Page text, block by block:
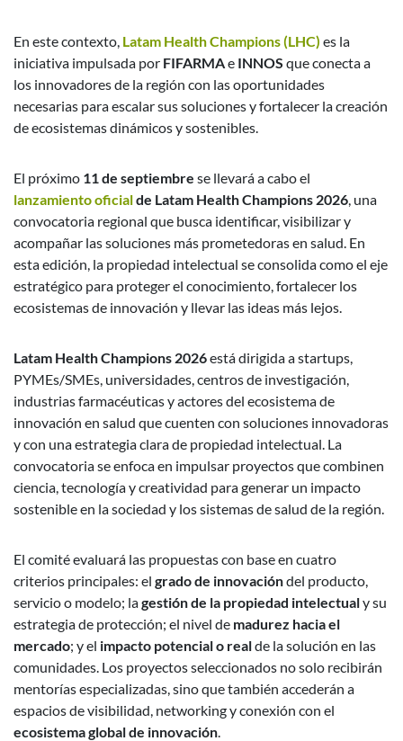
En este contexto, Latam Health Champions (LHC) es la
iniciativa impulsada por FIFARMAe INNOS que conecta a
los innovadores de la región con las oportunidades
necesarias para escalar sus soluciones y fortalecer la creación
de ecosistemas dinámicos y sostenibles.
El próximo 11 de septiembre se llevará a cabo el
lanzamiento oficialde Latam Health Champions 2026, una
convocatoria regional que busca identificar, visibilizar y
acompañar las soluciones más prometedoras en salud. En
esta edición, la propiedad intelectual se consolida como el eje
estratégico para proteger el conocimiento, fortalecer los
ecosistemas de innovación y llevar las ideas más lejos.
Latam Health Champions 2026está dirigida a startups,
PYMEs/SMEs, universidades, centros de investigación,
industrias farmacéuticas y actores del ecosistema de
innovación en salud que cuenten con soluciones innovadoras
y con una estrategia clara de propiedad intelectual. La
convocatoria se enfoca en impulsar proyectos que combinen
ciencia, tecnología y creatividad para generar un impacto
sostenible en la sociedad y los sistemas de salud de la región.
El comité evaluará las propuestas con base en cuatro
criterios principales: el grado de innovacióndel producto,
servicio o modelo; lagestión de la propiedad intelectualy su
estrategia de protección; el nivel de madurez hacia el
mercado; y el impacto potencial o realde la solución en las
comunidades. Los proyectos seleccionados no solo recibirán
mentorías especializadas, sino que también accederán a
espacios de visibilidad, networking y conexión con el
ecosistema global de innovación.